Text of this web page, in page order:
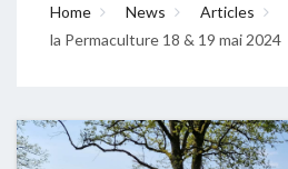
Home News Articles
la Permaculture 18 & 19 mai 2024